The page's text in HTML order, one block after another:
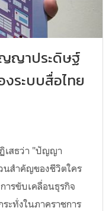
ญาประดิษฐ์
ระบบสื่อไทย
เสธว่า "ปัญญา
นสำคัญของชีวิตใคร
ารขับเคลื่อนธุรกิจ
ะทั่งในภาคราชการ